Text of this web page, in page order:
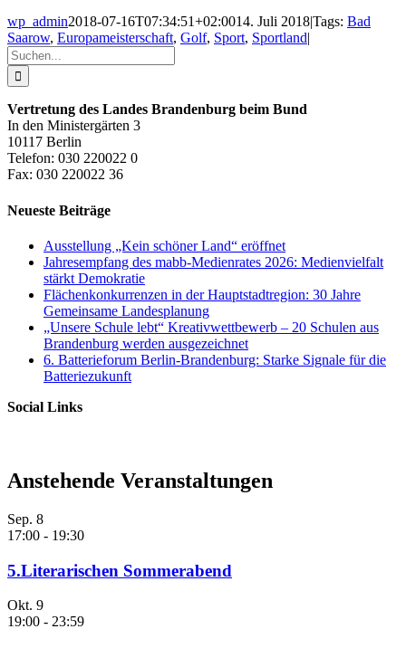
wp_admin2018-07-16T07:34:51+02:0014. Juli 2018|Tags: Bad
Saarow, Europameisterschaft, Golf, Sport, Sportland|
Suche
nach:
Vertretung des Landes Brandenburg beim Bund
In den Ministergärten 3
10117 Berlin
Telefon: 030 220022 0
Fax: 030 220022 36
Neueste Beiträge
Ausstellung „Kein schöner Land“ eröffnet
Jahresempfang des mabb-Medienrates 2026: Medienvielfalt
stärkt Demokratie
Flächenkonkurrenzen in der Hauptstadtregion: 30 Jahre
Gemeinsame Landesplanung
„Unsere Schule lebt“ Kreativwettbewerb – 20 Schulen aus
Brandenburg werden ausgezeichnet
6. Batterieforum Berlin-Brandenburg: Starke Signale für die
Batteriezukunft
Social Links
Anstehende Veranstaltungen
Sep. 8
17:00 - 19:30
5.Literarischen Sommerabend
Okt. 9
19:00 - 23:59